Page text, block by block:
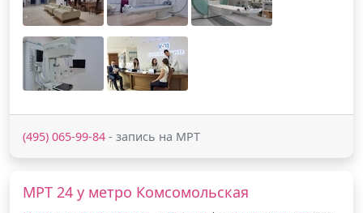
(495) 065-99-84 - запись на МРТ
МРТ 24 у метро Комсомольская